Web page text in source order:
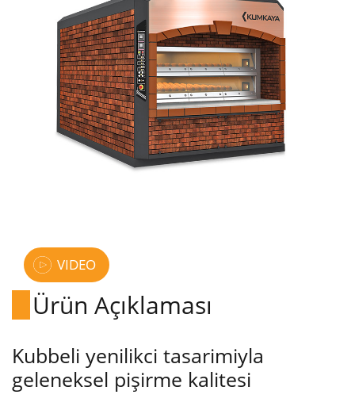
VIDEO
Ürün Açıklaması
Kubbeli yenilikci tasarimiyla
geleneksel pişirme kalitesi